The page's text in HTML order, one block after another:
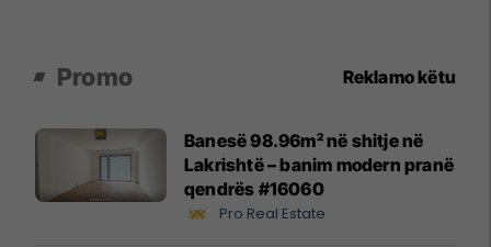
Promo Reklamo këtu
Banesë 98.96m² në shitje në
Lakrishtë – banim modern pranë
qendrës #16060
Pro Real Estate